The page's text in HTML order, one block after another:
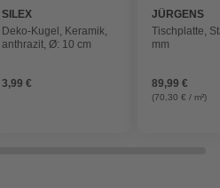
SILEX
Deko-Kugel, Keramik,
anthrazit, Ø: 10 cm
3,99 €
JÜRGENS
GMBH
Tischplatte,
mm
89,99 €
(70,30 € / m²)